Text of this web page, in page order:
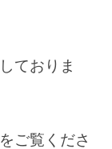
ておりま
ご覧くださ